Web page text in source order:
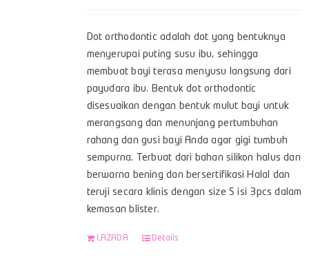
Dot orthodontic adalah dot yang bentuknya
menyerupai puting susu ibu, sehingga
membuat bayi terasa menyusu langsung dari
payudara ibu. Bentuk dot orthodontic
disesuaikan dengan bentuk mulut bayi untuk
merangsang dan menunjang pertumbuhan
rahang dan gusi bayi Anda agar gigi tumbuh
sempurna. Terbuat dari bahan silikon halus dan
berwarna bening dan bersertifikasi Halal dan
teruji secara klinis dengan size S isi 3pcs dalam
kemasan blister.
LAZADA Details